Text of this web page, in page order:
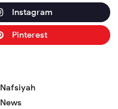
Instagram
Pinterest
Nafsiyah
News